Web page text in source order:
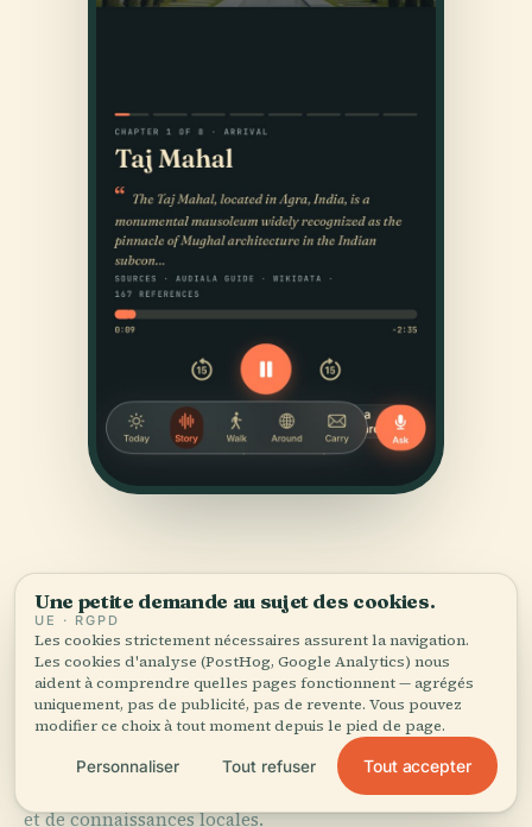
SOURCES
Vérifié,et montré.
Recherché et rédigé par l'équipe éditoriale d'Audiala à
partir d'archives historiques, d'archives architecturales
et de connaissances locales.
Une petite demande au sujet des cookies.
UE · RGPD
Les cookies strictement nécessaires assurent la navigation.
Les cookies d'analyse (PostHog, Google Analytics) nous
aident à comprendre quelles pages fonctionnent — agrégés
uniquement, pas de publicité, pas de revente. Vous pouvez
modifier ce choix à tout moment depuis le pied de page.
Personnaliser Tout refuser Tout accepter